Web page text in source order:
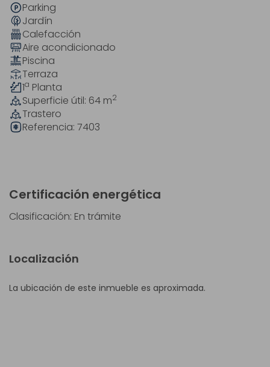
Parking
Jardín
Calefacción
Aire acondicionado
Piscina
Terraza
1a Planta
Superficie útil: 64 m2
Trastero
Referencia: 7403
Certificación energética
Clasificación: En trámite
Localización
La ubicación de este inmueble es aproximada.